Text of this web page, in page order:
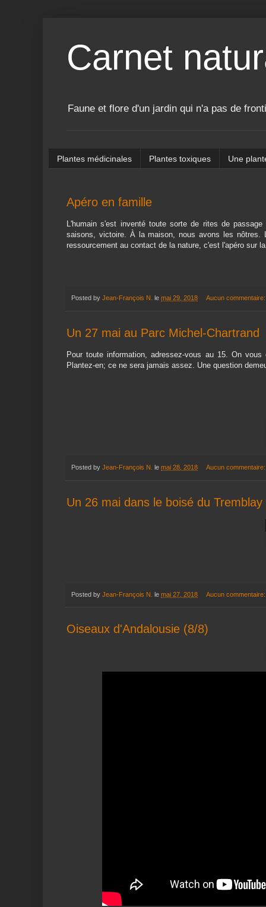
Carnet
Faune et flore d'un jardin qui n'a pas de
Plantes médicinales Plantes toxiques Une
Apéro en famille
L'humain s'est inventé toute sorte de rites de
saisons, victoire. À la maison, nous avons les
ressourcement au contact de la nature, c'est l'apéro sur
Posted by Jean-François N. le mai 29, 2018 Aucun
Un 27 mai au Parc Michel-Chartrand
Pour toute information, adressez-vous au 15. On
Plantez-en; ce ne sera jamais assez. Une question
Posted by Jean-François N. le mai 28, 2018 Aucun
Un 26 mai dans le boisé du Tremblay
Posted by Jean-François N. le mai 27, 2018 Aucun
Oiseaux d'Andalousie (8/8)